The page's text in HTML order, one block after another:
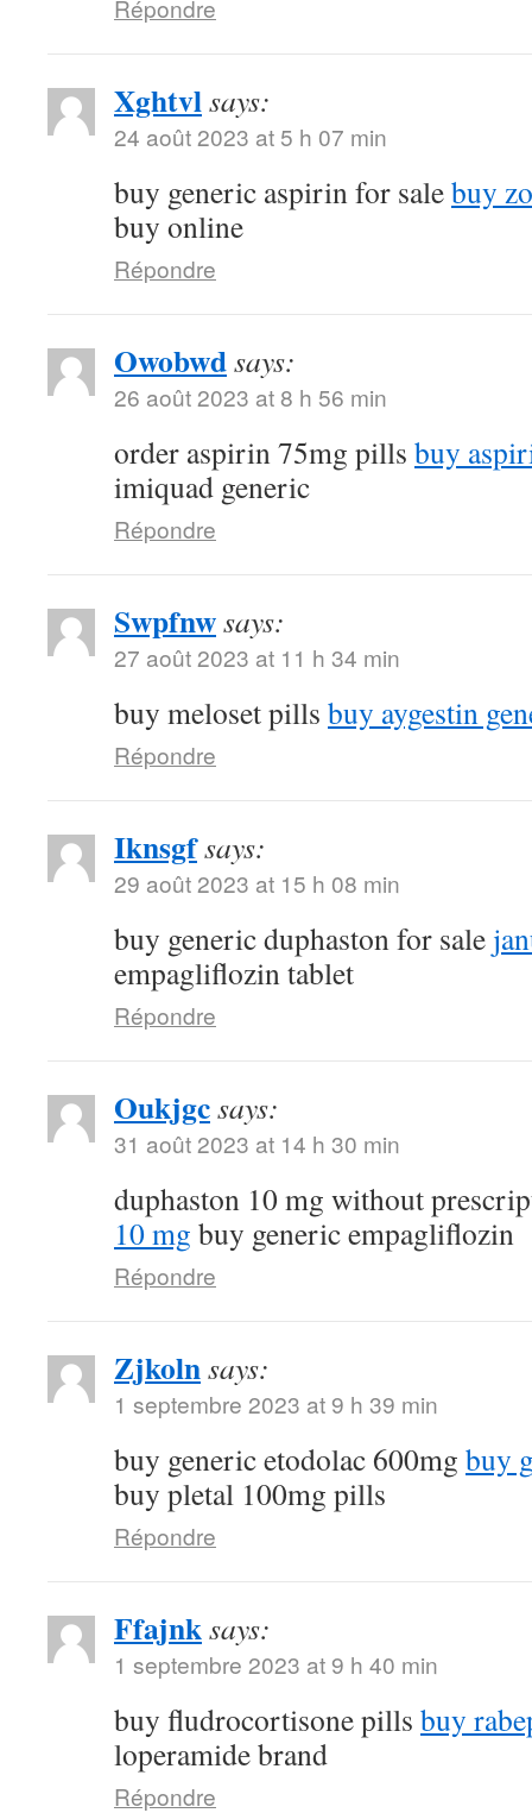
Répondre
Xghtvlsays:
24 août 2023 at 5 h 07 min
buy generic aspirin for salebuy
buy online
Répondre
Owobwdsays:
26 août 2023 at 8 h 56 min
order aspirin 75mg pills buy
imiquad generic
Répondre
Swpfnwsays:
27 août 2023 at 11 h 34 min
buy meloset pills buy aygestin
Répondre
Iknsgfsays:
29 août 2023 at 15 h 08 min
buy generic duphaston for sale
empagliflozin tablet
Répondre
Oukjgcsays:
31 août 2023 at 14 h 30 min
duphaston 10 mg without
10 mg buy generic empagliflozin
Répondre
Zjkolnsays:
1 septembre 2023 at 9 h 39 min
buy generic etodolac 600mg buy
buy pletal 100mg pills
Répondre
Ffajnksays:
1 septembre 2023 at 9 h 40 min
buy fludrocortisone pills buy
loperamide brand
Répondre